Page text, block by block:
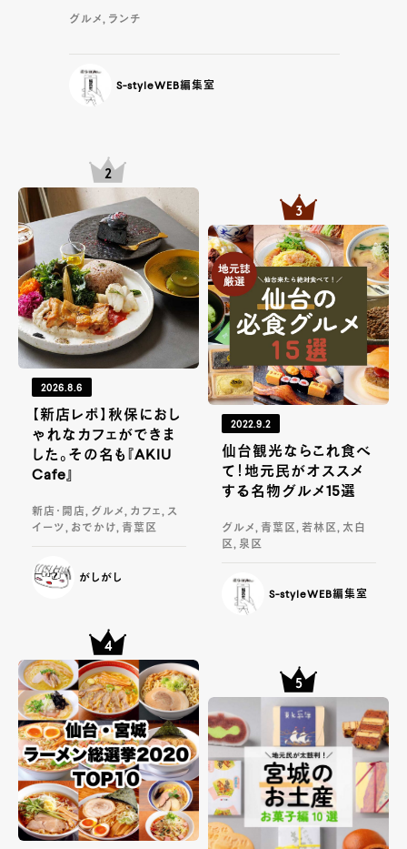
グルメ, ランチ
S-styleWEB編集室
2026.8.6
【新店レポ】秋保におし
ゃれなカフェができま
した。その名も『AKIU
Cafe』
新店・開店, グルメ, カフェ, ス
イーツ, おでかけ, 青葉区
がしがし
2022.9.2
仙台観光ならこれ食べ
て！地元民がオススメ
する名物グルメ15選
グルメ, 青葉区, 若林区, 太白
区, 泉区
S-styleWEB編集室